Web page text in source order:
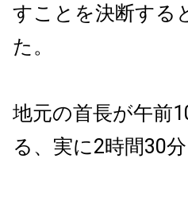
すことを決断する
た。
地元の首長が午前
る、実に2時間30